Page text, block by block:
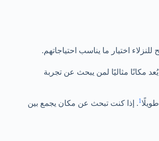
اختيار ما يناسب احتياجاتهم.
مكانًا مثاليًا لمن يبحث عن تجربة
1. إذا كنت تبحث عن مكان يجمع بين